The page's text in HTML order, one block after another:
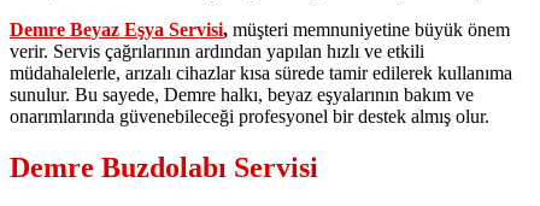
Demre Beyaz Eşya Servisi, müşteri memnuniyetine büyük önem
verir. Servis çağrılarının ardından yapılan hızlı ve etkili
müdahalelerle, arızalı cihazlar kısa sürede tamir edilerek kullanıma
sunulur. Bu sayede, Demre halkı, beyaz eşyalarının bakım ve
onarımlarında güvenebileceği profesyonel bir destek almış olur.
Demre Buzdolabı Servisi